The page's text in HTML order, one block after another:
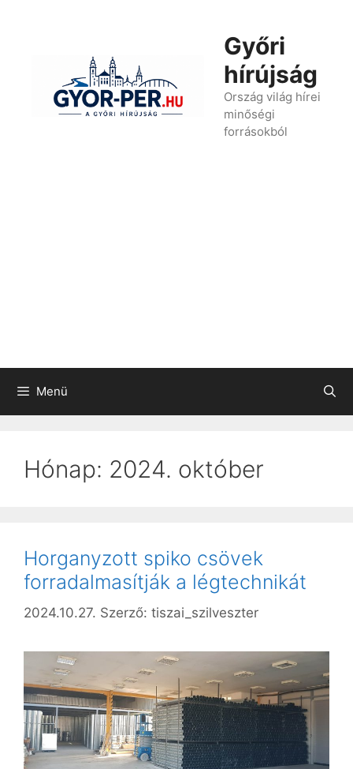
Győri
hírújság
Ország világ hírei
minőségi
forrásokból
Menü
Hónap: 2024. október
Horganyzott spiko csövek
forradalmasítják a légtechnikát
2024.10.27. Szerző: tiszai_szilveszter